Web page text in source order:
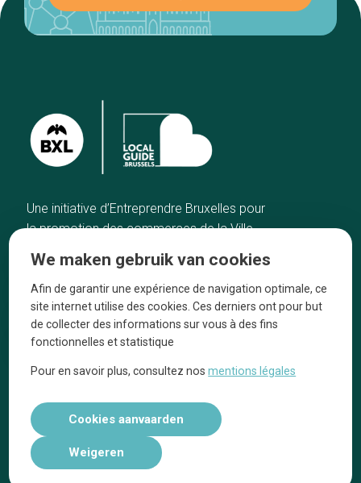
Une initiative d’Entreprendre Bruxelles pour
la promotion des commerces de la Ville
Home
De beste adressen
Blog
Winkelwijken
Tops 10
De ambachtslieden
Over ons
Ze praten over ons!
kennisgevingen
We maken gebruik van cookies
Afin de garantir une expérience de navigation optimale, ce
site internet utilise des cookies. Ces derniers ont pour but
de collecter des informations sur vous à des fins
fonctionnelles et statistique
Pour en savoir plus, consultez nosmentions légales
Cookies aanvaarden
Weigeren